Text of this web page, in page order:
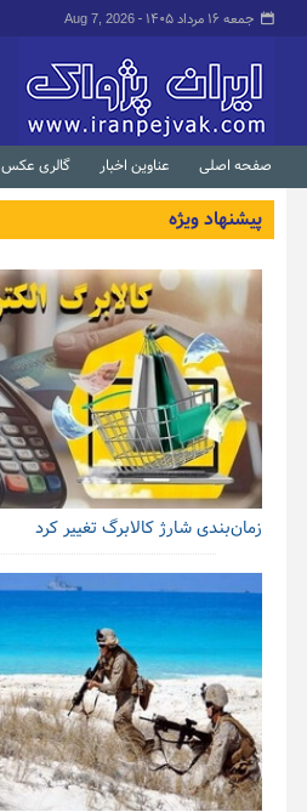
جمعه ۱۶ مرداد ۱۴۰۵ - Aug 7, 2026
صفحه اصلی عناوین اخبار گالری عکس
پیشنهاد ویژه
زمان‌بندی شارژ کالابرگ تغییر کرد